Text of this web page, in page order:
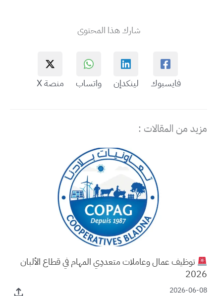
شارك هذا المحتوى
فايسبوك لينكدإن واتساب منصة X
مزيد من المقالات :
توظيف عمال وعاملات متعددِي المهام في قطاع الألبان
2026
2026-06-08